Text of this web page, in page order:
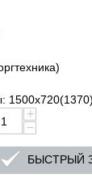
+
−
БЫСТРЫЙ